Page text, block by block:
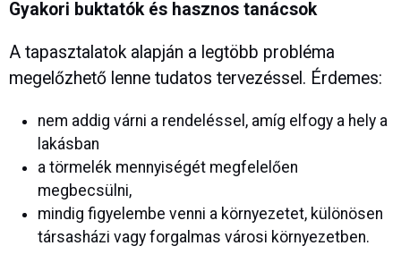
Gyakori buktatók és hasznos tanácsok
A tapasztalatok alapján a legtöbb probléma
megelőzhető lenne tudatos tervezéssel. Érdemes:
nem addig várni a rendeléssel, amíg elfogy a hely a
lakásban
a törmelék mennyiségét megfelelően
megbecsülni,
mindig figyelembe venni a környezetet, különösen
társasházi vagy forgalmas városi környezetben.